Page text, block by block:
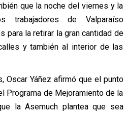
que la noche del viernes y la
trabajadores de Valparaíso
para la retirar la gran cantidad de
y también al interior de las
Oscar Yáñez afirmó que el punto
Programa de Mejoramiento de la
la Asemuch plantea que sea